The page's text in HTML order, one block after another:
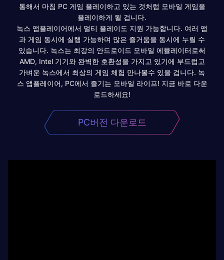
통해서 마침 PC 게임 플레이하고 있는 것처럼 모바일 게임을
플레이하게 될 겁니다.
녹스 앱플레이어에서 멀티 플레이도 지원 가능합니다. 여러 앱
과 게임 동시에 실행 가능하며 많은 즐거움을 동시에 누릴 수
있습니다. 녹스는 최강의 안드로이드 모바일 에뮬레이터로써
AMD, Intel 기기와 완벽한 호환성을 가지고 있기에 부드럽고
가벼운 녹스에서 최상의 게임 체험 만나볼수 있을 겁니다. 녹
스 앱플레이어, PC에서 즐기는 모바일 라이프! 지금 바로 다운
로드하세요!
PC버전 다운로드